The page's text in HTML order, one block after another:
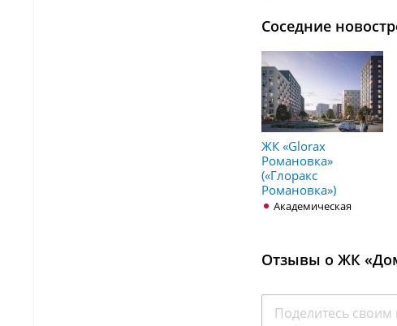
Соседние
ЖК «Glorax
Романовка»
(«Глоракс
Романовка»)
Академическая
Отзывы о ЖК